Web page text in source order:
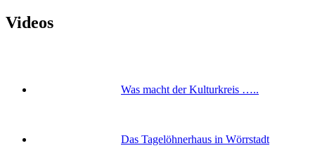
Videos
Was macht der Kulturkreis …..
Das Tagelöhnerhaus in Wörrstadt